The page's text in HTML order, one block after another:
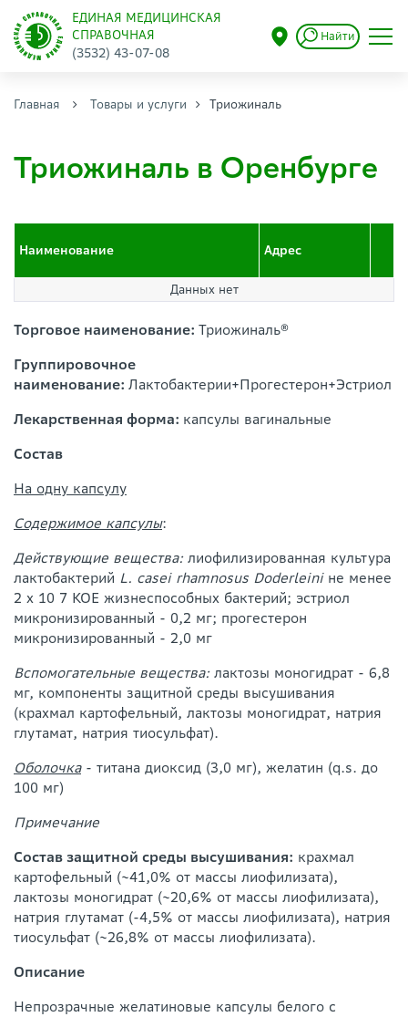
ЕДИНАЯ МЕДИЦИНСКАЯ
СПРАВОЧНАЯ
(3532) 43-07-08
Найти
Главная Товары и услуги Триожиналь
Триожиналь в Оренбурге
Наименование Адрес
Данных нет
Торговое наименование: Триожиналь®
Группировочное
наименование: Лактобактерии+Прогестерон+Эстриол
Лекарственная форма: капсулы вагинальные
Состав
На одну капсулу
Содержимое капсулы:
Действующие вещества: лиофилизированная культура
лактобактерий L. casei rhamnosus Doderleini не менее
2 х 10 7 КОЕ жизнеспособных бактерий; эстриол
микронизированный - 0,2 мг; прогестерон
микронизированный - 2,0 мг
Вспомогательные вещества:лактозы моногидрат - 6,8
мг, компоненты защитной среды высушивания
(крахмал картофельный, лактозы моногидрат, натрия
глутамат, натрия тиосульфат).
Оболочка- титана диоксид (3,0 мг), желатин (q.s. до
100 мг)
Примечание
Состав защитной среды высушивания: крахмал
картофельный (~41,0% от массы лиофилизата),
лактозы моногидрат (~20,6% от массы лиофилизата),
натрия глутамат (-4,5% от массы лиофилизата), натрия
тиосульфат (~26,8% от массы лиофилизата).
Описание
Непрозрачные желатиновые капсулы белого с